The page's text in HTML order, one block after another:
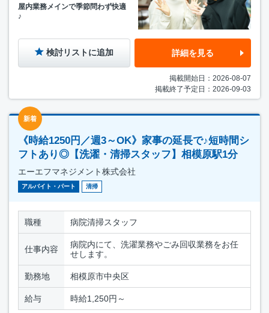
屋内業務メインで季節問わず快適
♪
検討リストに追加 詳細を見る
掲載開始日：2026-08-07
掲載終了予定日：2026-09-03
新着
《時給1250円／週3～OK》家事の延長で♪短時間シ
フトあり◎【洗濯・清掃スタッフ】相模原駅1分
エーエフマネジメント株式会社
アルバイト・パート 清掃
職種 病院清掃スタッフ
仕事内容
病院内にて、洗濯業務やごみ回収業務をお任
せします。
勤務地 相模原市中央区
給与 時給1,250円～